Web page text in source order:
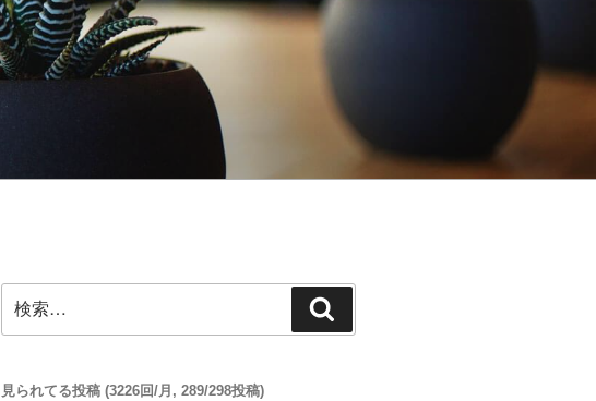
索:
索
見られてる投稿 (3226回/月, 289/298投稿)